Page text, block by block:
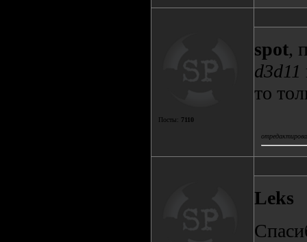
Посты: 7110
spot,
d3d11
то
Leks